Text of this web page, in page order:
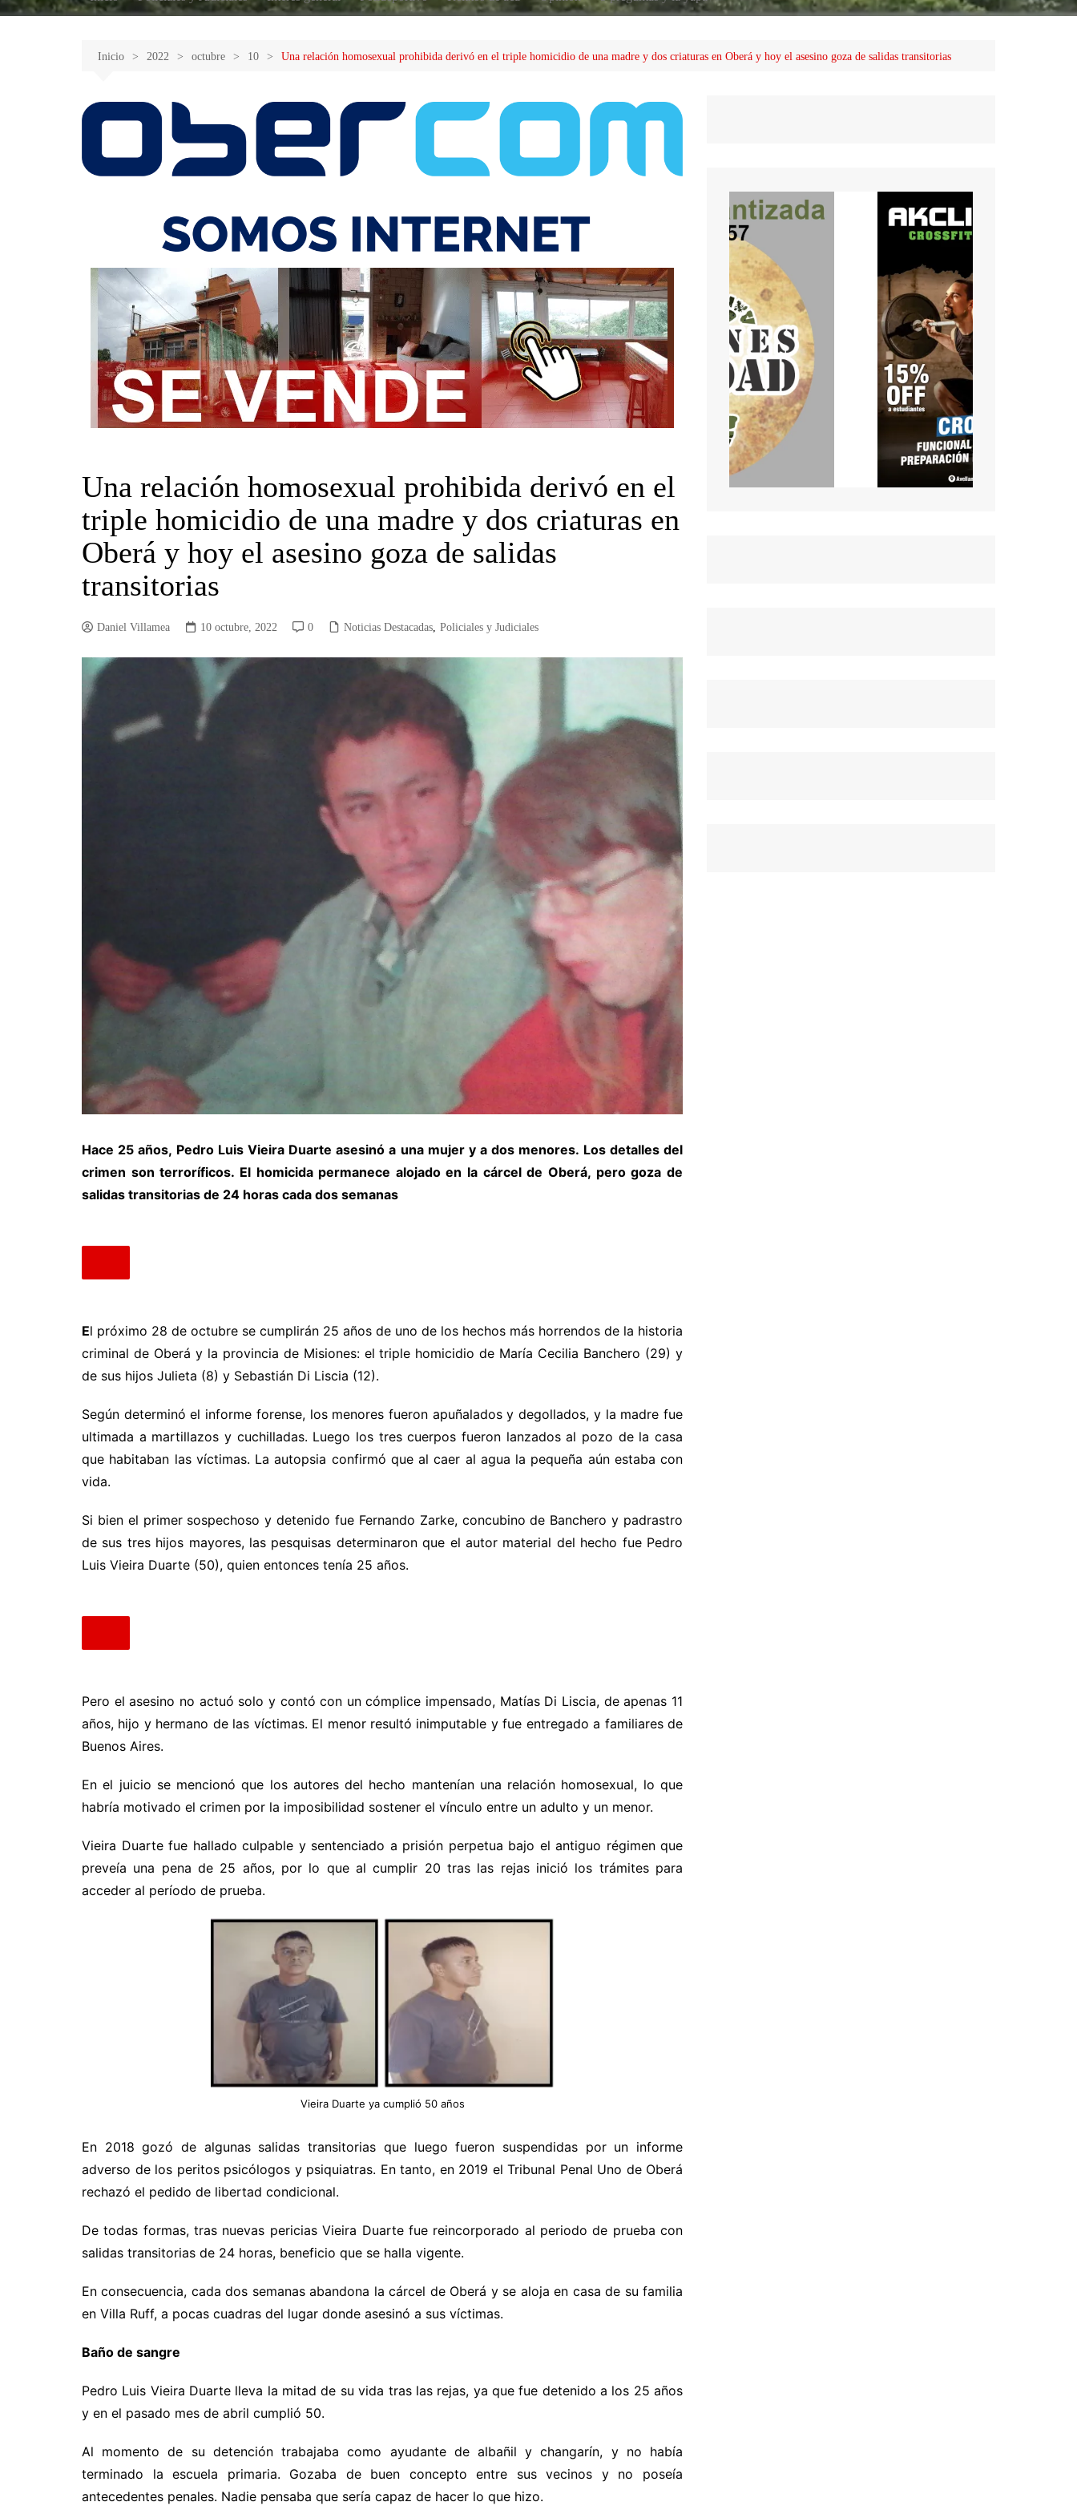
Inicio 2022 octubre 10 Una relación homosexual prohibida derivó en el triple homicidio de una madre y dos criaturas en Oberá y hoy el asesino goza de salidas transitorias
Una relación homosexual prohibida derivó en el
triple homicidio de una madre y dos criaturas en
Oberá y hoy el asesino goza de salidas
transitorias
Daniel Villamea 10 octubre, 2022 0 Noticias Destacadas, Policiales y Judiciales
Hace 25 años, Pedro Luis Vieira Duarte asesinó a una mujer y a dos menores. Los detalles del
crimen son terroríficos. El homicida permanece alojado en la cárcel de Oberá, pero goza de
salidas transitorias de 24 horas cada dos semanas
El próximo 28 de octubre se cumplirán 25 años de uno de los hechos más horrendos de la historia
criminal de Oberá y la provincia de Misiones: el triple homicidio de María Cecilia Banchero (29) y
de sus hijos Julieta (8) y Sebastián Di Liscia (12).
Según determinó el informe forense, los menores fueron apuñalados y degollados, y la madre fue
ultimada a martillazos y cuchilladas. Luego los tres cuerpos fueron lanzados al pozo de la casa
que habitaban las víctimas. La autopsia confirmó que al caer al agua la pequeña aún estaba con
vida.
Si bien el primer sospechoso y detenido fue Fernando Zarke, concubino de Banchero y padrastro
de sus tres hijos mayores, las pesquisas determinaron que el autor material del hecho fue Pedro
Luis Vieira Duarte (50), quien entonces tenía 25 años.
Pero el asesino no actuó solo y contó con un cómplice impensado, Matías Di Liscia, de apenas 11
años, hijo y hermano de las víctimas. El menor resultó inimputable y fue entregado a familiares de
Buenos Aires.
En el juicio se mencionó que los autores del hecho mantenían una relación homosexual, lo que
habría motivado el crimen por la imposibilidad sostener el vínculo entre un adulto y un menor.
Vieira Duarte fue hallado culpable y sentenciado a prisión perpetua bajo el antiguo régimen que
preveía una pena de 25 años, por lo que al cumplir 20 tras las rejas inició los trámites para
acceder al período de prueba.
Vieira Duarte ya cumplió 50 años
En 2018 gozó de algunas salidas transitorias que luego fueron suspendidas por un informe
adverso de los peritos psicólogos y psiquiatras. En tanto, en 2019 el Tribunal Penal Uno de Oberá
rechazó el pedido de libertad condicional.
De todas formas, tras nuevas pericias Vieira Duarte fue reincorporado al periodo de prueba con
salidas transitorias de 24 horas, beneficio que se halla vigente.
En consecuencia, cada dos semanas abandona la cárcel de Oberá y se aloja en casa de su familia
en Villa Ruff, a pocas cuadras del lugar donde asesinó a sus víctimas.
Baño de sangre
Pedro Luis Vieira Duarte lleva la mitad de su vida tras las rejas, ya que fue detenido a los 25 años
y en el pasado mes de abril cumplió 50.
Al momento de su detención trabajaba como ayudante de albañil y changarín, y no había
terminado la escuela primaria. Gozaba de buen concepto entre sus vecinos y no poseía
antecedentes penales. Nadie pensaba que sería capaz de hacer lo que hizo.